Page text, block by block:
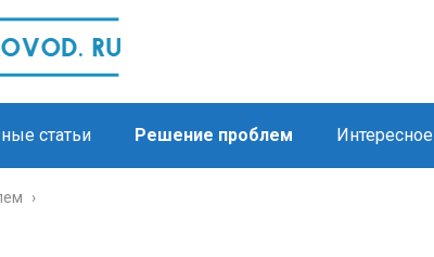
статьи Решение проблем Интересное
›